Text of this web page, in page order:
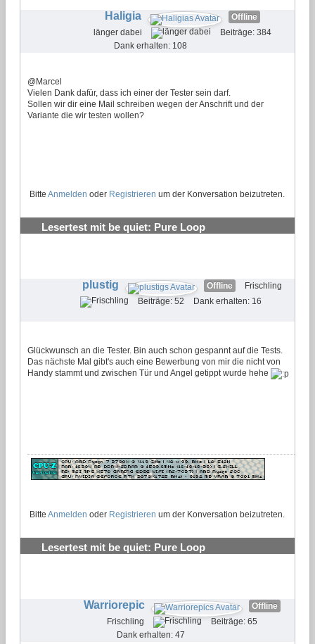
Haligia
Offline
länger dabei
Beiträge: 384
Dank erhalten: 108
@Marcel
Vielen Dank dafür, dass ich einer der Tester sein darf.
Sollen wir dir eine Mail schreiben wegen der Anschrift und der
Variante die wir testen wollen?
Bitte Anmelden oder Registrieren um der Konversation beizutreten.
Lesertest mit be quiet: Pure Loop
plustig Offline
Frischling
Beiträge: 52
Dank erhalten: 16
Glückwunsch an die Tester. Bin auch schon gespannt auf die Tests.
Das nächste Mal gibt's auch eine Bewerbung von mir die nicht von
Handy stammt und zwischen Tür und Angel getippt wurde hehe
Bitte Anmelden oder Registrieren um der Konversation beizutreten.
Lesertest mit be quiet: Pure Loop
Warriorepic
Offline
Frischling
Beiträge: 65
Dank erhalten: 47